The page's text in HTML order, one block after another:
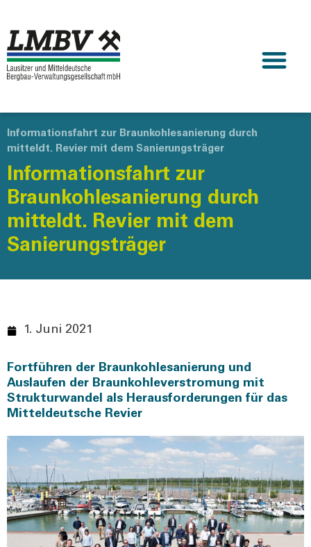
Informationsfahrt zur Braunkohlesanierung durch
mitteldt. Revier mit dem Sanierungsträger
Informationsfahrt zur
Braunkohlesanierung durch
mitteldt. Revier mit dem
Sanierungsträger
1. Juni 2021
Fortführen der Braunkohlesanierung und
Auslaufen der Braunkohleverstromung mit
Strukturwandel als Herausforderungen für das
Mitteldeutsche Revier